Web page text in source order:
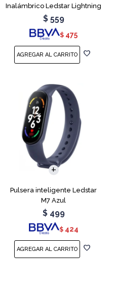
Inalámbrico Ledstar Lightning
$ 559
$ 475
Pulsera inteligente Ledstar
M7 Azul
$ 499
$ 424